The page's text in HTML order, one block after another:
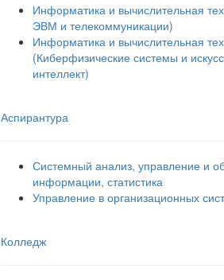
Информатика и вычислительная
ЭВМ и телекоммуникации)
Информатика и вычислительная
(Киберфизические системы и
интеллект)
Аспирантура
Системный анализ, управление и
информации, статистика
Управление в организационных
Колледж